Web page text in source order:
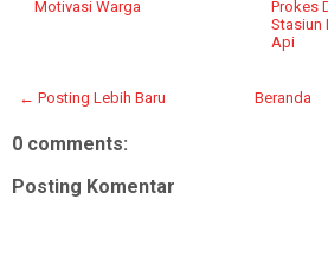
Motivasi Warga
Prokes
Stasiun
Api
← Posting Lebih Baru Beranda
0 comments:
Posting Komentar